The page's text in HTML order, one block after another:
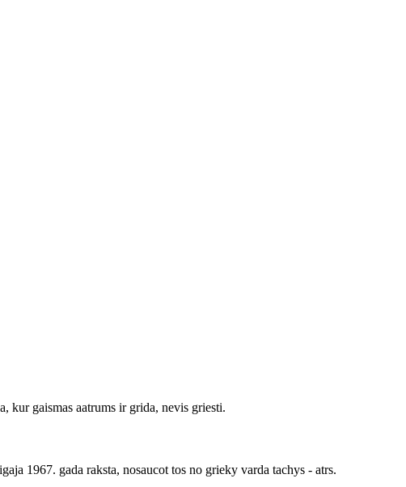
kur gaismas aatrums ir grida, nevis griesti.
1967. gada raksta, nosaucot tos no grieky varda tachys - atrs.